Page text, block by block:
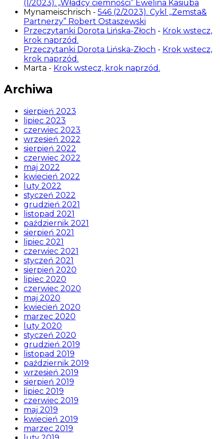
(1/2023). „Władcy ciemności” Ewelina Kasiuba
Mynameischrisch - 546 (2/2023). Cykl „Zemsta&
Partnerzy” Robert Ostaszewski
Przeczytanki Dorota Lińska-Złoch - Krok wstecz,
krok naprzód.
Przeczytanki Dorota Lińska-Złoch - Krok wstecz,
krok naprzód.
Marta - Krok wstecz, krok naprzód.
Archiwa
sierpień 2023
lipiec 2023
czerwiec 2023
wrzesień 2022
sierpień 2022
czerwiec 2022
maj 2022
kwiecień 2022
luty 2022
styczeń 2022
grudzień 2021
listopad 2021
październik 2021
sierpień 2021
lipiec 2021
czerwiec 2021
styczeń 2021
sierpień 2020
lipiec 2020
czerwiec 2020
maj 2020
kwiecień 2020
marzec 2020
luty 2020
styczeń 2020
grudzień 2019
listopad 2019
październik 2019
wrzesień 2019
sierpień 2019
lipiec 2019
czerwiec 2019
maj 2019
kwiecień 2019
marzec 2019